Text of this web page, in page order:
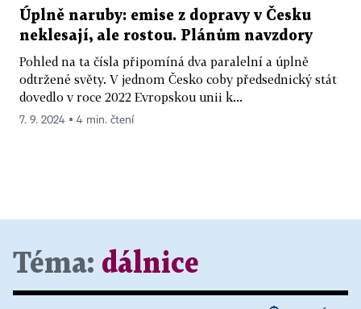
Úplně naruby: emise z dopravy v Česku
neklesají, ale rostou. Plánům navzdory
Pohled na ta čísla připomíná dva paralelní a úplně
odtržené světy. V jednom Česko coby předsednický stát
dovedlo v roce 2022 Evropskou unii k...
7. 9. 2024 ▪ 4 min. čtení
Téma: dálnice